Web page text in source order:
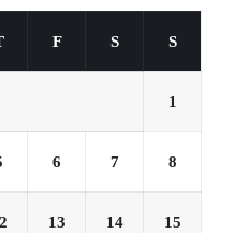
F S S
1
6 7 8
13 14 15